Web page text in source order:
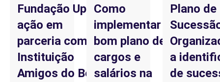
Fundação Up faz
ação em
parceria com a
Instituição
Amigos do Bem
Como
implementar um
bom plano de
cargos e
salários na
Plano de
a
de